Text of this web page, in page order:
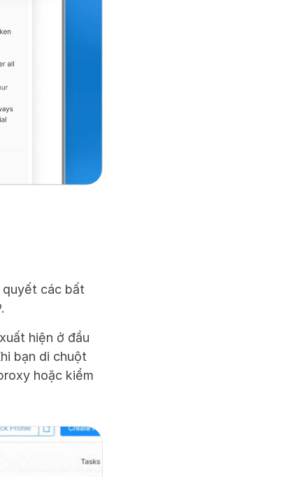
quyết các bất
hiện ở đầu
bạn di chuột
hoặc kiểm